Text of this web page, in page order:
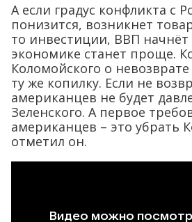
А если градус конфликта с
понизится, возникнет
то инвестиции, ВВП начнёт
экономике станет проще.
Коломойского о
ту же копилку. Если не
американцев не будет
Зеленского. А первое
американцев – это убрать
отметил он.